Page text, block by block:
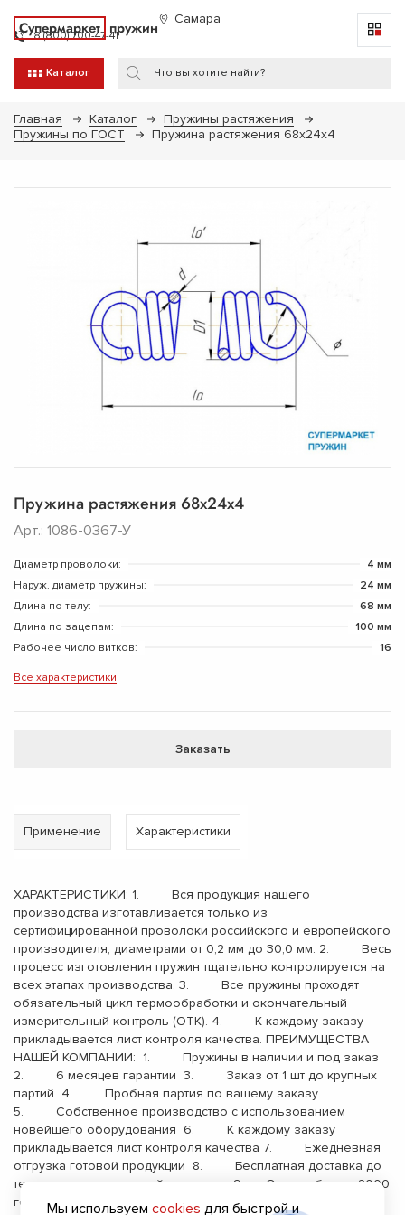
Супермаркет пружин Самара
8 (800) 700-47-41
Каталог
Главная Каталог
Пружины растяжения
Пружины по ГОСТ
Пружина растяжения 68х24х4
Пружина растяжения 68х24х4
Арт.: 1086-0367-У
Диаметр проволоки:
4 мм
Наруж. диаметр пружины:
24 мм
Длина по телу:
68 мм
Длина по зацепам:
100 мм
Рабочее число витков:
16
Все характеристики
Заказать
Применение Характеристики
ХАРАКТЕРИСТИКИ: 1. Вся продукция нашего
производства изготавливается только из
сертифицированной проволоки российского и европейского
производителя, диаметрами от 0,2 мм до 30,0 мм. 2. Весь
процесс изготовления пружин тщательно контролируется на
всех этапах производства. 3. Все пружины проходят
обязательный цикл термообработки и окончательный
измерительный контроль (ОТК). 4. К каждому заказу
прикладывается лист контроля качества. ПРЕИМУЩЕСТВА
НАШЕЙ КОМПАНИИ: 1. Пружины в наличии и под заказ
2. 6 месяцев гарантии 3. Заказ от 1 шт до крупных
партий 4. Пробная партия по вашему заказу
5. Собственное производство с использованием
новейшего оборудования 6. К каждому заказу
прикладывается лист контроля качества 7. Ежедневная
отгрузка готовой продукции 8. Бесплатная доставка до
терминала транспортной компании 9. Опыт работы с 2000
года
Мы используемcookies для быстрой и